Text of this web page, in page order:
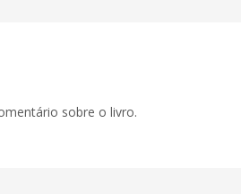
sobre o livro.